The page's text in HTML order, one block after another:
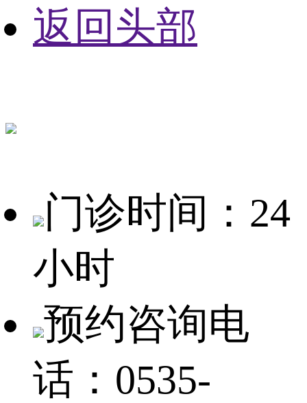
返回头部
门诊时间：24
小时
预约咨询电
话：0535-